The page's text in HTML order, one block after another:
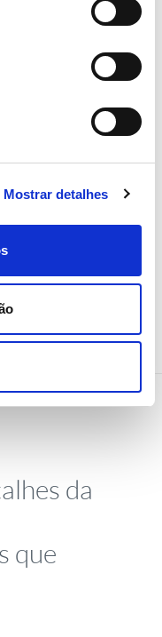
Mostrar detalhes
da
que